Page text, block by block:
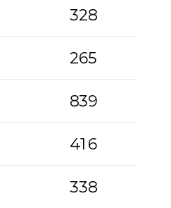
328
265
839
416
338